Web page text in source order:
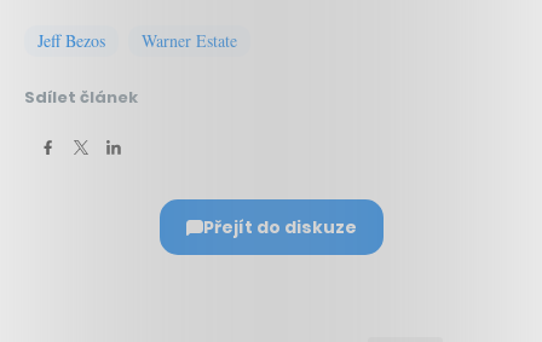
Jeff Bezos Warner Estate
Sdílet článek
Přejít do diskuze